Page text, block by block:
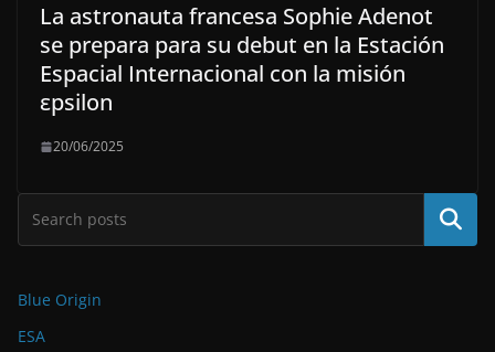
La astronauta francesa Sophie Adenot
se prepara para su debut en la Estación
Espacial Internacional con la misión
εpsilon
20/06/2025
Buscar
Blue Origin
ESA